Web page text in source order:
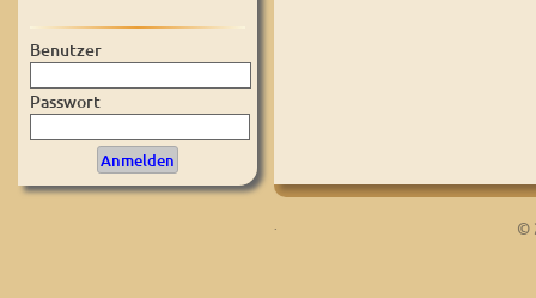
Benutzer
Passwort
. ©